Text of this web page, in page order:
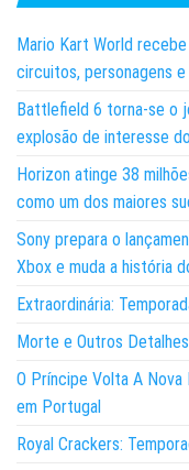
Mario Kart World
circuitos, personagens
Battlefield 6 torna-se o
explosão de interesse
Horizon atinge 38
como um dos maiores
Sony prepara o
Xbox e muda a história
Extraordinária:
Morte e Outros
O Príncipe Volta A
em Portugal
Royal Crackers: